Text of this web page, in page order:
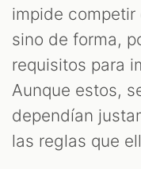
impide
sino de forma,
requisitos para
Aunque estos,
dependían
las reglas que